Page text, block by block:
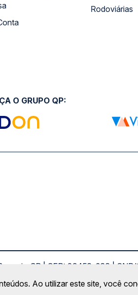
Conta
Rodoviárias
O GRUPO QP:
- SP | CEP: 06453-038 |
© QueroPassagem.com.br
Ao utilizar este site, você